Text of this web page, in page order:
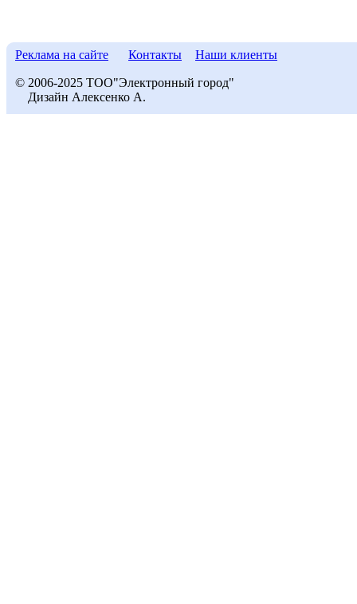
Реклама на сайте Контакты Наши клиенты
© 2006-2025 ТОО"Электронный город"
Дизайн Алексенко А.